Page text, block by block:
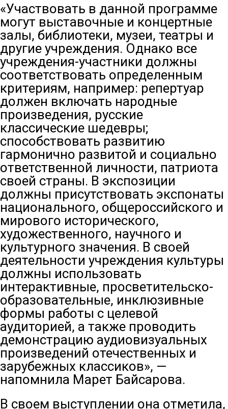
«Участвовать в данной программе
могут выставочные и концертные
залы, библиотеки, музеи, театры и
другие учреждения. Однако все
учреждения-участники должны
соответствовать определенным
критериям, например: репертуар
должен включать народные
произведения, русские
классические шедевры;
способствовать развитию
гармонично развитой и социально
ответственной личности, патриота
своей страны. В экспозиции
должны присутствовать экспонаты
национального, общероссийского и
мирового исторического,
художественного, научного и
культурного значения. В своей
деятельности учреждения культуры
должны использовать
интерактивные, просветительско-
образовательные, инклюзивные
формы работы с целевой
аудиторией, а также проводить
демонстрацию аудиовизуальных
произведений отечественных и
зарубежных классиков», —
напомнила Марет Байсарова.
В своем выступлении она отметила,